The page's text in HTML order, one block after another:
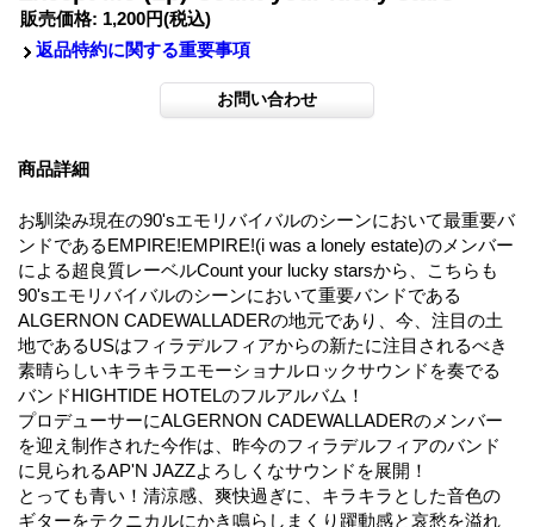
販売価格: 1,200円(税込)
返品特約に関する重要事項
商品詳細
お馴染み現在の90'sエモリバイバルのシーンにおいて最重要バ
ンドであるEMPIRE!EMPIRE!(i was a lonely estate)のメンバー
による超良質レーベルCount your lucky starsから、こちらも
90'sエモリバイバルのシーンにおいて重要バンドである
ALGERNON CADEWALLADERの地元であり、今、注目の土
地であるUSはフィラデルフィアからの新たに注目されるべき
素晴らしいキラキラエモーショナルロックサウンドを奏でる
バンドHIGHTIDE HOTELのフルアルバム！
プロデューサーにALGERNON CADEWALLADERのメンバー
を迎え制作された今作は、昨今のフィラデルフィアのバンド
に見られるAP'N JAZZよろしくなサウンドを展開！
とっても青い！清涼感、爽快過ぎに、キラキラとした音色の
ギターをテクニカルにかき鳴らしまくり躍動感と哀愁を溢れ